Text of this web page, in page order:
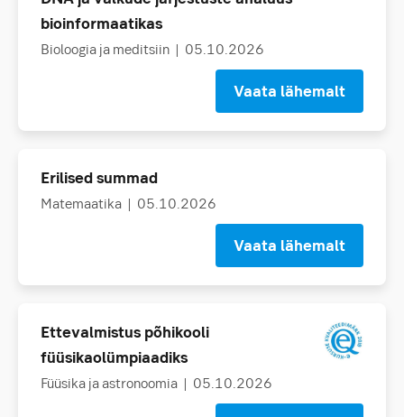
bioinformaatikas
Bioloogia ja meditsiin | 05.10.2026
Vaata lähemalt
Erilised summad
Matemaatika | 05.10.2026
Vaata lähemalt
Ettevalmistus põhikooli
füüsikaolümpiaadiks
Füüsika ja astronoomia | 05.10.2026